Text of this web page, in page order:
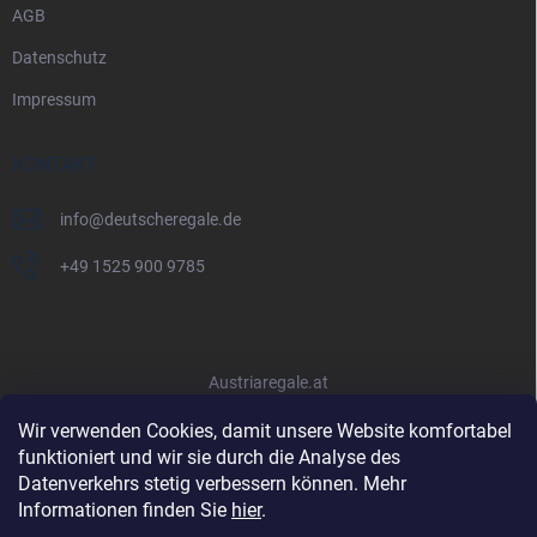
Wir verwenden Cookies, damit unsere Website komfortabel
funktioniert und wir sie durch die Analyse des
Datenverkehrs stetig verbessern können. Mehr
Informationen finden Sie hier.
AGB
Datenschutz
Impressum
KONTAKT
info@deutscheregale.de
+49 1525 900 9785
Austriaregale.at